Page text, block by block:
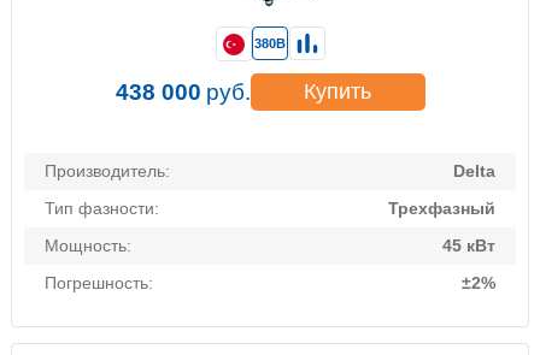
Производитель:
Delta
Тип фазности:
Трехфазный
Мощность:
45 кВт
Погрешность:
±2%
380В
438 000 руб. Купить